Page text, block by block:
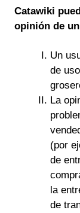
Catawiki
opinión de
Un
de
La
(por
de
la
de